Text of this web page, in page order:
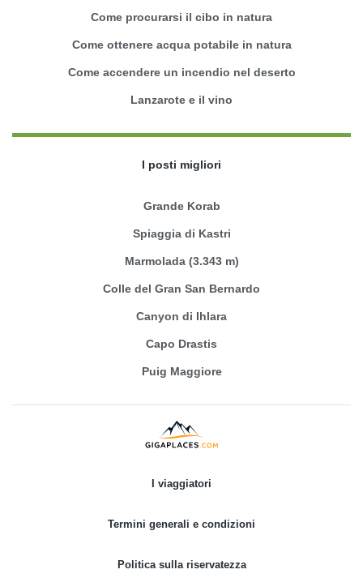
Come procurarsi il cibo in natura
Come ottenere acqua potabile in natura
Come accendere un incendio nel deserto
Lanzarote e il vino
I posti migliori
Grande Korab
Spiaggia di Kastri
Marmolada (3.343 m)
Colle del Gran San Bernardo
Canyon di Ihlara
Capo Drastis
Puig Maggiore
I viaggiatori
Termini generali e condizioni
Politica sulla riservatezza